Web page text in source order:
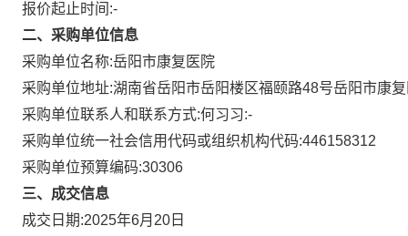
报价起止时间:-
二、采购单位信息
采购单位名称:岳阳市康复医院
采购单位地址:湖南省岳阳市岳阳楼区福颐路48号岳阳市康
采购单位联系人和联系方式:何习习:-
采购单位统一社会信用代码或组织机构代码:446158312
采购单位预算编码:30306
三、成交信息
成交日期:2025年6月20日